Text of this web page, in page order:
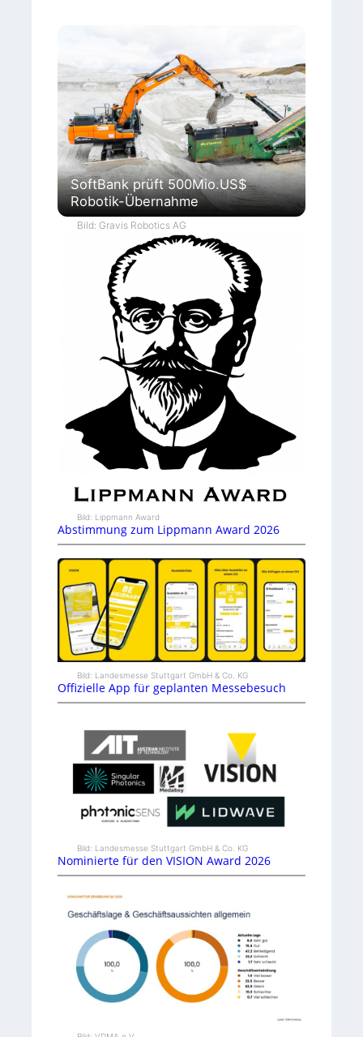
SoftBank prüft 500Mio.US$
Robotik-Übernahme
Bild: Gravis Robotics AG
Bild: Lippmann Award
Abstimmung zum Lippmann Award 2026
Bild: Landesmesse Stuttgart GmbH & Co. KG
Offizielle App für geplanten Messebesuch
Bild: Landesmesse Stuttgart GmbH & Co. KG
Nominierte für den VISION Award 2026